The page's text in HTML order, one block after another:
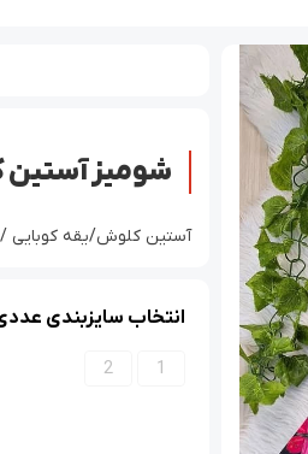
شومیز آستین
آستین کلوش/یقه کوبایی /
انتخاب سایزبندی
1
2